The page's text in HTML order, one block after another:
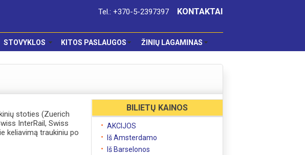
Tel.: +370-5-2397397 KONTAKTAI
STOVYKLOS KITOS PASLAUGOS ŽINIŲ LAGAMINAS
stoties (Zuerich
InterRail, Swiss
keliavimą traukiniu po
BILIETŲ KAINOS
AKCIJOS
Iš Amsterdamo
Iš Barselonos